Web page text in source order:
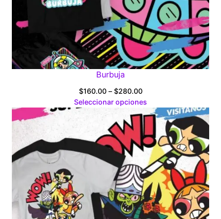
Burbuja
$160.00 – $280.00Price
range:
$160.00
through
$280.00
Seleccionar opciones